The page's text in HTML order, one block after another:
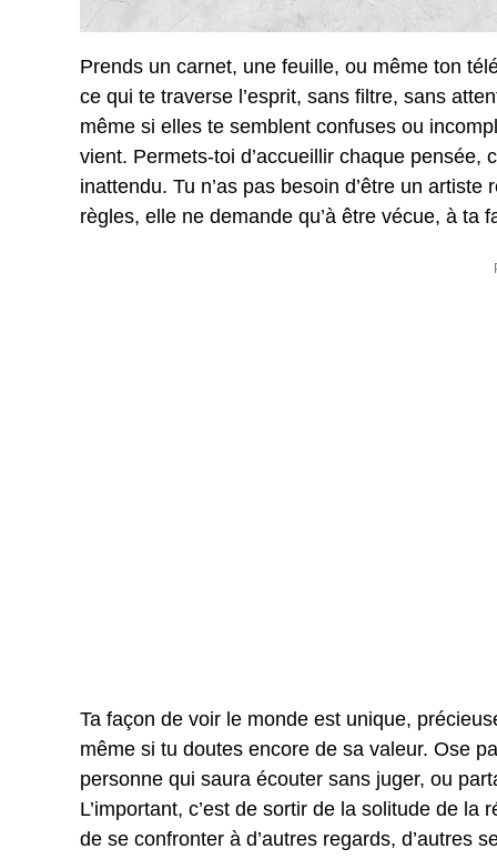
Prends un carnet, une feuille, ou même ton
ce qui te traverse l’esprit, sans filtre, sans
même si elles te semblent confuses ou
vient. Permets-toi d’accueillir chaque
inattendu. Tu n’as pas besoin d’être un
règles, elle ne demande qu’à être vécue, à ta
Ta façon de voir le monde est unique,
même si tu doutes encore de sa valeur. Ose
personne qui saura écouter sans juger, ou
L’important, c’est de sortir de la solitude de
de se confronter à d’autres regards, d’autres